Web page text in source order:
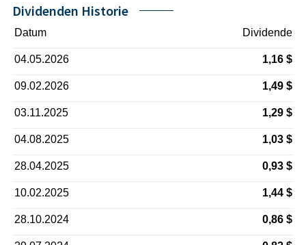
Dividenden Historie
Datum Dividende
04.05.2026 1,16 $
09.02.2026 1,49 $
03.11.2025 1,29 $
04.08.2025 1,03 $
28.04.2025 0,93 $
10.02.2025 1,44 $
28.10.2024 0,86 $